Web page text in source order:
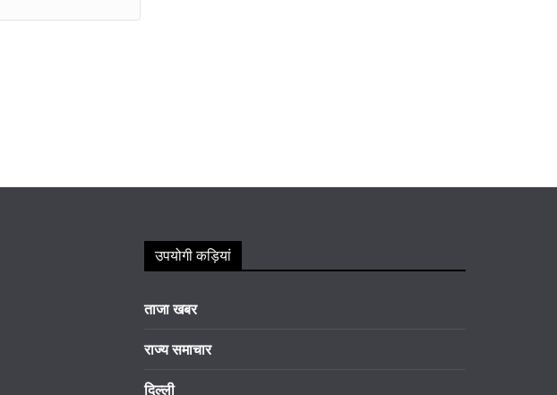
उपयोगी कड़ियां
ताजा खबर
राज्य समाचार
दिल्ली